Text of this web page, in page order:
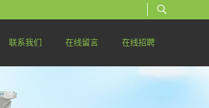
联系我们 在线留言 在线招聘